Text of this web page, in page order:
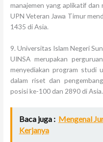
manajemen yang aplikatif
UPN Veteran Jawa Timur
1435 di Asia.
9. Universitas Islam Negeri
UINSA merupakan
menyediakan program studi
dalam riset dan
posisi ke-100 dan 2890 di Asia.
Baca juga : Mengenal
Kerjanya